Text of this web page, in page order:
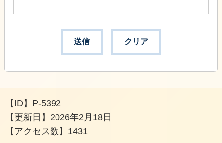
【ID】 P-5392
【更新日】 2026年2月18日
【アクセス数】 1431